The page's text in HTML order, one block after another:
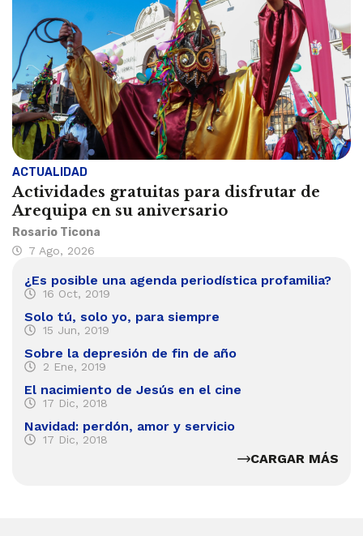
ACTUALIDAD
Actividades gratuitas para disfrutar de
Arequipa en su aniversario
Rosario Ticona
7 Ago, 2026
¿Es posible una agenda periodística profamilia?
16 Oct, 2019
Solo tú, solo yo, para siempre
15 Jun, 2019
Sobre la depresión de fin de año
2 Ene, 2019
El nacimiento de Jesús en el cine
17 Dic, 2018
Navidad: perdón, amor y servicio
17 Dic, 2018
CARGAR MÁS